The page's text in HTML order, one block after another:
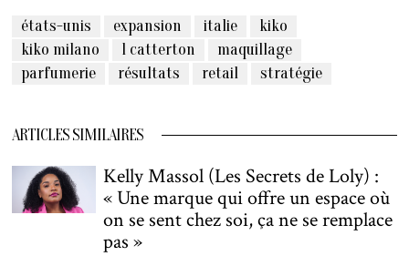
états-unis expansion italie
kiko
kiko milano
l catterton
maquillage
parfumerie
résultats retail stratégie
ARTICLES SIMILAIRES
Kelly Massol (Les Secrets de Loly) :
« Une marque qui offre un espace où
on se sent chez soi, ça ne se remplace
pas »